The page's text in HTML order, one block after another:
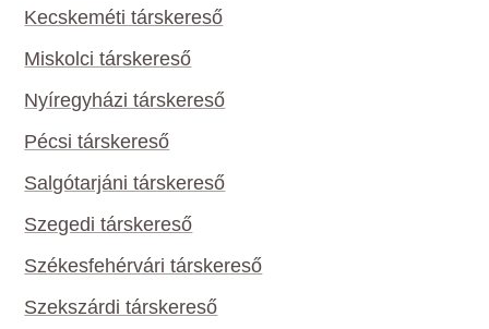
Kecskeméti társkereső
Miskolci társkereső
Nyíregyházi társkereső
Pécsi társkereső
Salgótarjáni társkereső
Szegedi társkereső
Székesfehérvári társkereső
Szekszárdi társkereső